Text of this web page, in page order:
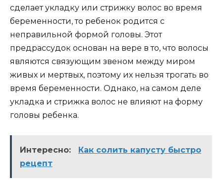
сделает укладку или стрижку волос во время
беременности, то ребенок родится с
неправильной формой головы. Этот
предрассудок основан на вере в то, что волосы
являются связующим звеном между миром
живых и мертвых, поэтому их нельзя трогать во
время беременности. Однако, на самом деле
укладка и стрижка волос не влияют на форму
головы ребенка.
Интересно:
Как солить капусту быстро
рецепт